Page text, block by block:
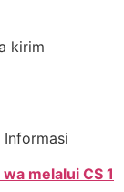
kirim
melalui CS 1